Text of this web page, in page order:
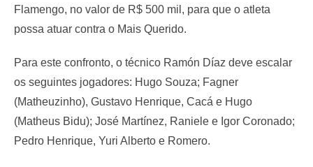
Flamengo, no valor de R$ 500 mil, para que o atleta
possa atuar contra o Mais Querido.
Para este confronto, o técnico Ramón Díaz deve escalar
os seguintes jogadores: Hugo Souza; Fagner
(Matheuzinho), Gustavo Henrique, Cacá e Hugo
(Matheus Bidu); José Martínez, Raniele e Igor Coronado;
Pedro Henrique, Yuri Alberto e Romero.